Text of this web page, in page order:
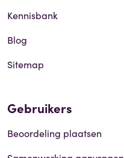
Kennisbank
Blog
Sitemap
Gebruikers
Beoordeling plaatsen